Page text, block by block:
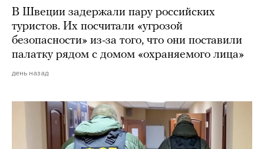
В Швеции задержали пару российских
туристов. Их посчитали «угрозой
безопасности» из-за того, что они поставили
палатку рядом с домом «охраняемого лица»
день назад